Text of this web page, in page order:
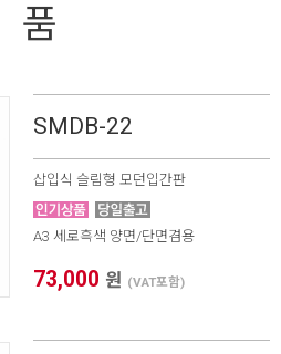
품
SMDB-22
삽입식 슬림형 모던입간판
A3 세로흑색 양면/단면겸용
73,000 원 (VAT포함)